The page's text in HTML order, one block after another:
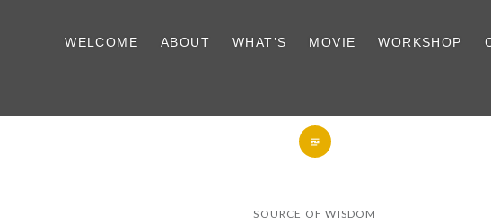
WELCOME ABOUT WHAT’S MOVIE WORKSHOP
SOURCE OF WISDOM